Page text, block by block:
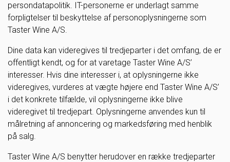
persondatapolitik. IT-personerne er underlagt samme
forpligtelser til beskyttelse af personoplysningerne som
Taster Wine A/S.
Dine data kan videregives til tredjeparter i det omfang, de er
offentligt kendt, og for at varetage Taster Wine A/S’
interesser. Hvis dine interesser i, at oplysningerne ikke
videregives, vurderes at vægte højere end Taster Wine A/S’
i det konkrete tilfælde, vil oplysningerne ikke blive
videregivet til tredjepart. Oplysningerne anvendes kun til
målretning af annoncering og markedsføring med henblik
på salg.
Taster Wine A/S benytter herudover en række tredjeparter